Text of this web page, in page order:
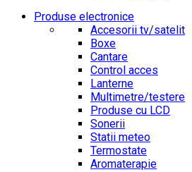
Produse electronice
Accesorii tv/satelit
Boxe
Cantare
Control acces
Lanterne
Multimetre/testere
Produse cu LCD
Sonerii
Statii meteo
Termostate
Aromaterapie